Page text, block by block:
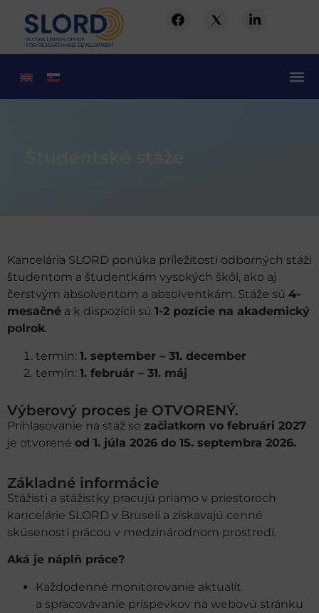
Kancelária SLORD ponúka príležitosti odborných stáží
študentom a študentkám vysokých škôl, ako aj
čerstvým absolventom a absolventkám. Stáže sú 4-
mesačné a k dispozícii sú 1-2 pozície na akademický
polrok.
termín: 1. september – 31. december
termín: 1. február – 31. máj
Výberový proces je OTVORENÝ.
Prihlasovanie na stáž so začiatkom vo februári 2027
je otvorené od 1. júla 2026 do 15. septembra 2026.
Základné informácie
Stážisti a stážistky pracujú priamo v priestoroch
kancelárie SLORD v Bruseli a získavajú cenné
skúsenosti prácou v medzinárodnom prostredí.
Aká je náplň práce?
Každodenné monitorovanie aktualít
a spracovávanie príspevkov na webovú stránku